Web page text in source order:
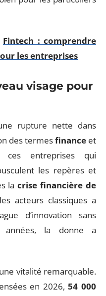
Fintech : comprendre
les entreprises
visage pour
rupture nette dans
des termesfinanceet
entreprises qui
les repères et
lacrise financière de
acteurs classiques a
d’innovation sans
années, la donne a
vitalité remarquable.
en 2026,54 000